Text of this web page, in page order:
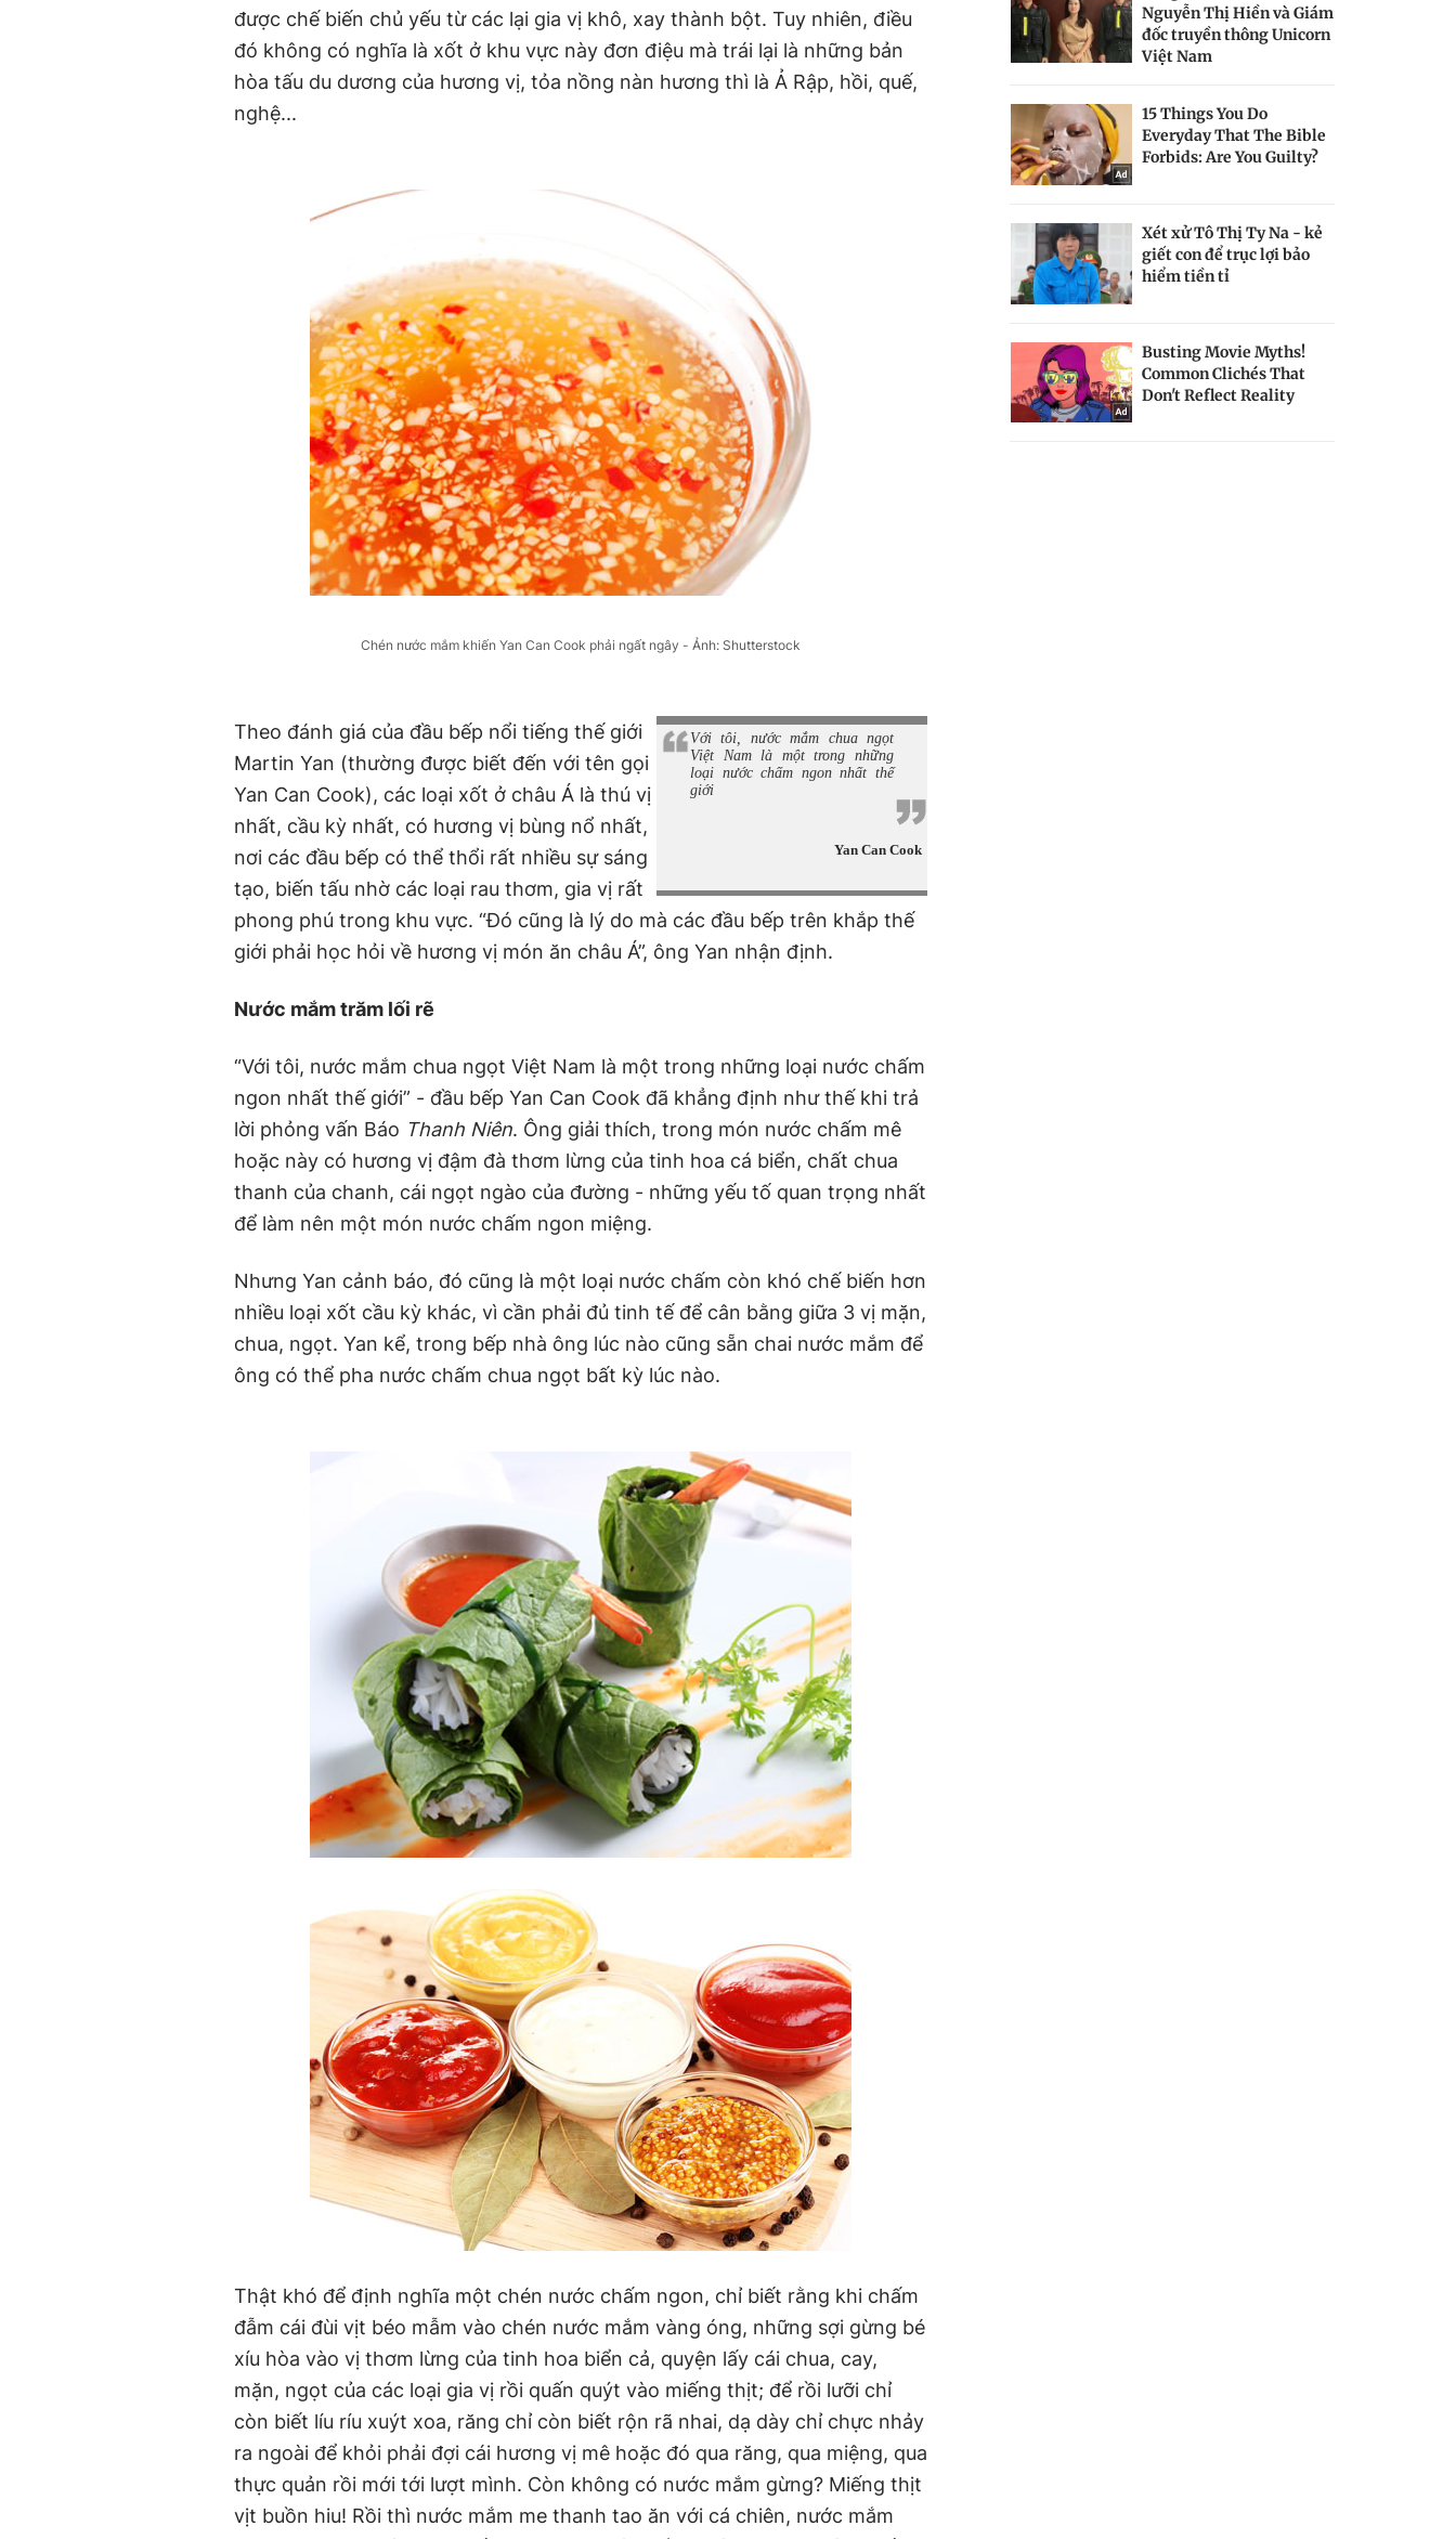
được chế biến chủ yếu từ các lại gia vị khô, xay thành bột. Tuy nhiên, điều
đó không có nghĩa là xốt ở khu vực này đơn điệu mà trái lại là những bản
hòa tấu du dương của hương vị, tỏa nồng nàn hương thì là Ả Rập, hồi, quế,
nghệ...
Chén nước mắm khiến Yan Can Cook phải ngất ngây - Ảnh: Shutterstock
Với tôi, nước mắm chua ngọt
Việt Nam là một trong những
loại nước chấm ngon nhất thế
giới
Yan Can Cook
Theo đánh giá của đầu bếp nổi tiếng thế giới
Martin Yan (thường được biết đến với tên gọi
Yan Can Cook), các loại xốt ở châu Á là thú vị
nhất, cầu kỳ nhất, có hương vị bùng nổ nhất,
nơi các đầu bếp có thể thổi rất nhiều sự sáng
tạo, biến tấu nhờ các loại rau thơm, gia vị rất
phong phú trong khu vực. “Đó cũng là lý do mà các đầu bếp trên khắp thế
giới phải học hỏi về hương vị món ăn châu Á”, ông Yan nhận định.
Nước mắm trăm lối rẽ
“Với tôi, nước mắm chua ngọt Việt Nam là một trong những loại nước chấm
ngon nhất thế giới” - đầu bếp Yan Can Cook đã khẳng định như thế khi trả
lời phỏng vấn Báo Thanh Niên. Ông giải thích, trong món nước chấm mê
hoặc này có hương vị đậm đà thơm lừng của tinh hoa cá biển, chất chua
thanh của chanh, cái ngọt ngào của đường - những yếu tố quan trọng nhất
để làm nên một món nước chấm ngon miệng.
Nhưng Yan cảnh báo, đó cũng là một loại nước chấm còn khó chế biến hơn
nhiều loại xốt cầu kỳ khác, vì cần phải đủ tinh tế để cân bằng giữa 3 vị mặn,
chua, ngọt. Yan kể, trong bếp nhà ông lúc nào cũng sẵn chai nước mắm để
ông có thể pha nước chấm chua ngọt bất kỳ lúc nào.
Thật khó để định nghĩa một chén nước chấm ngon, chỉ biết rằng khi chấm
đẫm cái đùi vịt béo mẫm vào chén nước mắm vàng óng, những sợi gừng bé
xíu hòa vào vị thơm lừng của tinh hoa biển cả, quyện lấy cái chua, cay,
mặn, ngọt của các loại gia vị rồi quấn quýt vào miếng thịt; để rồi lưỡi chỉ
còn biết líu ríu xuýt xoa, răng chỉ còn biết rộn rã nhai, dạ dày chỉ chực nhảy
ra ngoài để khỏi phải đợi cái hương vị mê hoặc đó qua răng, qua miệng, qua
thực quản rồi mới tới lượt mình. Còn không có nước mắm gừng? Miếng thịt
vịt buồn hiu! Rồi thì nước mắm me thanh tao ăn với cá chiên, nước mắm